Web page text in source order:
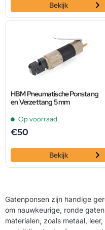
Bekijk
HBM Pneumatische Ponstang
en Verzettang 5 mm
Op voorraad
€50
Bekijk
Gatenponsen zijn handige
om nauwkeurige, ronde
materialen, zoals metaal,